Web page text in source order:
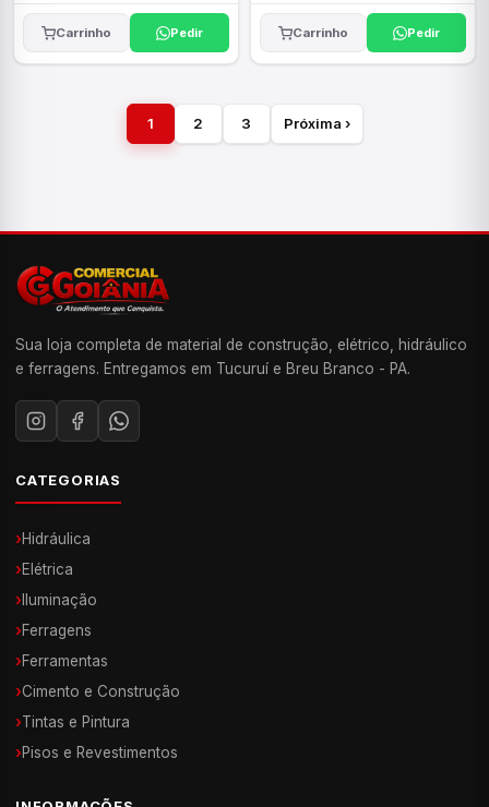
Carrinho Pedir Carrinho Pedir
1 2 3 Próxima ›
Sua loja completa de material de construção, elétrico, hidráulico
e ferragens. Entregamos em Tucuruí e Breu Branco - PA.
CATEGORIAS
›Hidráulica
›Elétrica
› Iluminação
›Ferragens
›Ferramentas
›Cimento e Construção
›Tintas e Pintura
›Pisos e Revestimentos